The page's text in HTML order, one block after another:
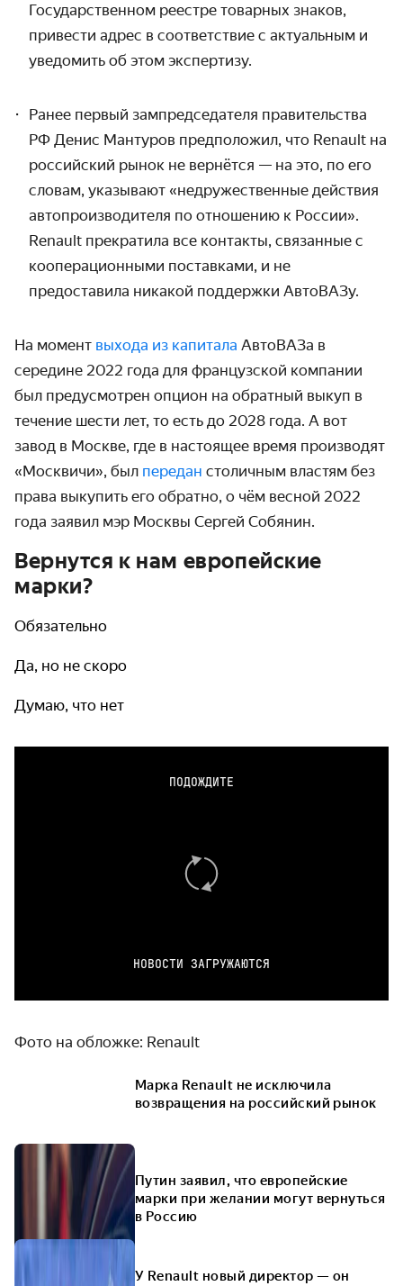
Государственном реестре товарных знаков,
привести адрес в соответствие с актуальным и
уведомить об этом экспертизу.
Ранее первый зампредседателя правительства
РФ Денис Мантуров предположил, что Renault на
российский рынок не вернётся — на это, по его
словам, указывают «недружественные действия
автопроизводителя по отношению к России».
Renault прекратила все контакты, связанные с
кооперационными поставками, и не
предоставила никакой поддержки АвтоВАЗу.
На момент выхода из капитала АвтоВАЗа в
середине 2022 года для французской компании
был предусмотрен опцион на обратный выкуп в
течение шести лет, то есть до 2028 года. А вот
завод в Москве, где в настоящее время производят
«Москвичи», был передан столичным властям без
права выкупить его обратно, о чём весной 2022
года заявил мэр Москвы Сергей Собянин.
Вернутся к нам европейские
марки?
Обязательно
Да, но не скоро
Думаю, что нет
ПОДОЖДИТЕ
НОВОСТИ ЗАГРУЖАЮТСЯ
Фото на обложке: Renault
Марка Renault не исключила
возвращения на российский рынок
Путин заявил, что европейские
марки при желании могут вернуться
в Россию
У Renault новый директор — он